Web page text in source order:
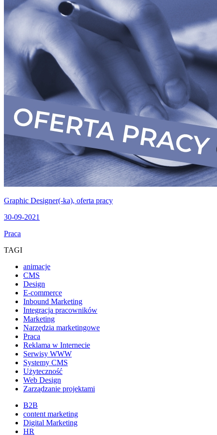
Graphic Designer(-ka), oferta pracy
30-09-2021
Praca
TAGI
animacje
CMS
Design
E-commerce
Inbound Marketing
Integracja pracowników
Marketing
Narzędzia marketingowe
Praca
Reklama w Internecie
Serwisy WWW
Systemy CMS
Użyteczność
Web Design
Zarządzanie projektami
B2B
content marketing
Digital Marketing
HR